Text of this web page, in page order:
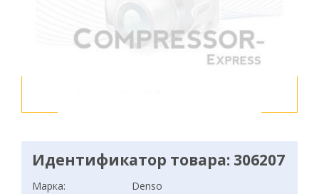
Идентификатор товара: 306207
Марка:
Denso